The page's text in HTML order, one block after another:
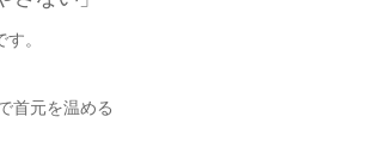
。
首元を温める